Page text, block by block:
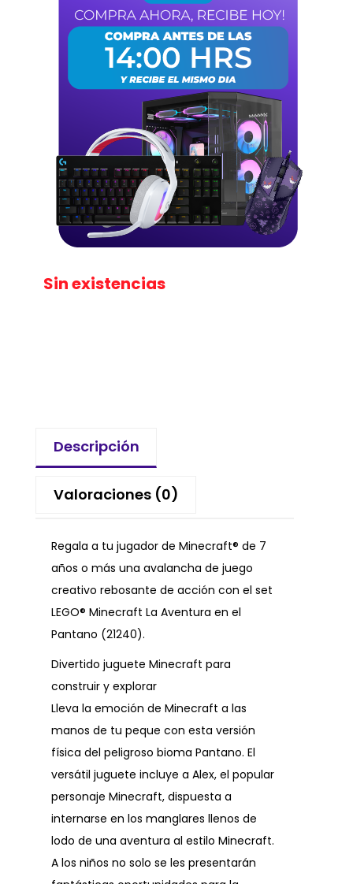
Sin existencias
Descripción
Valoraciones (0)
Regala a tu jugador de Minecraft® de 7
años o más una avalancha de juego
creativo rebosante de acción con el set
LEGO® Minecraft La Aventura en el
Pantano (21240).
Divertido juguete Minecraft para
construir y explorar
Lleva la emoción de Minecraft a las
manos de tu peque con esta versión
física del peligroso bioma Pantano. El
versátil juguete incluye a Alex, el popular
personaje Minecraft, dispuesta a
internarse en los manglares llenos de
lodo de una aventura al estilo Minecraft.
A los niños no solo se les presentarán